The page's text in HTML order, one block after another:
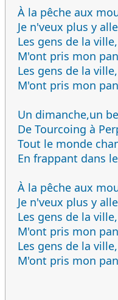
À la pêche aux
Je n'veux plus y
Les gens de la
M'ont pris mon
Les gens de la
M'ont pris mon
Un dimanche,un
De Tourcoing à
Tout le monde
En frappant dans
À la pêche aux
Je n'veux plus y
Les gens de la
M'ont pris mon
Les gens de la
M'ont pris mon